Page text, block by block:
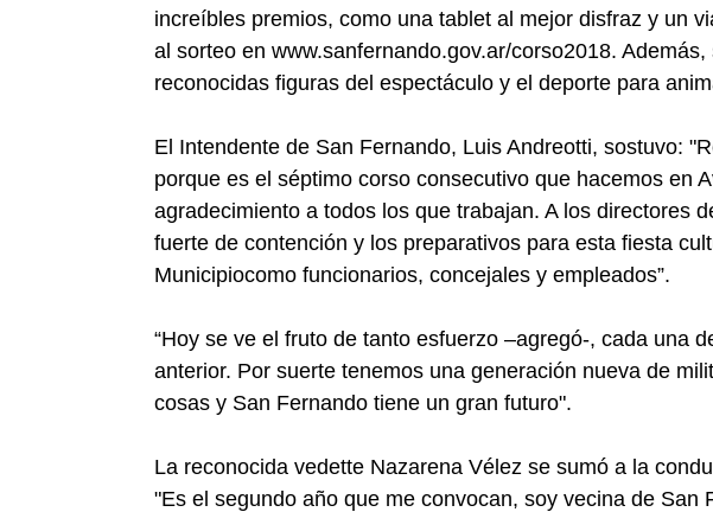
increíbles premios, como una tablet al mejor disfraz y un
al sorteo en www.sanfernando.gov.ar/corso2018.
reconocidas figuras del espectáculo y el deporte para
El Intendente de San Fernando, Luis Andreotti, sostuvo:
porque es el séptimo corso consecutivo que hacemos en
agradecimiento a todos los que trabajan. A los directores
fuerte de contención y los preparativos para esta fiesta
Municipiocomo funcionarios, concejales y empleados”.
“Hoy se ve el fruto de tanto esfuerzo –agregó-, cada una
anterior. Por suerte tenemos una generación nueva de
cosas y San Fernando tiene un gran futuro".
La reconocida vedette Nazarena Vélez se sumó a la
"Es el segundo año que me convocan, soy vecina de San